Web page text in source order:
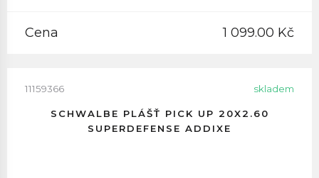
Cena 1 099.00 Kč
11159366 skladem
SCHWALBE PLÁŠŤ PICK UP 20X2.60
SUPERDEFENSE ADDIXE